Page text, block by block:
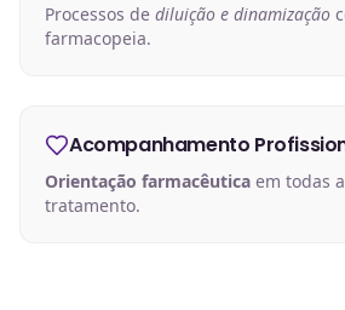
Processos de diluição e dinamização
farmacopeia.
Acompanhamento
Orientação farmacêutica em todas
tratamento.